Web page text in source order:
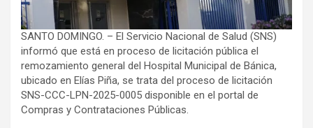
SANTO DOMINGO. – El Servicio Nacional de Salud (SNS)
informó que está en proceso de licitación pública el
remozamiento general del Hospital Municipal de Bánica,
ubicado en Elías Piña, se trata del proceso de licitación
SNS-CCC-LPN-2025-0005 disponible en el portal de
Compras y Contrataciones Públicas.